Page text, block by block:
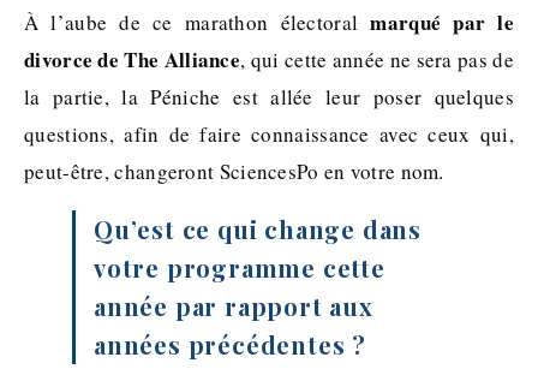
À l’aube de ce marathon électoralmarqué par le
divorce de The Alliance, qui cette année ne sera pas de
la partie, la Péniche est allée leur poser quelques
questions, afin de faire connaissance avec ceux qui,
peut-être, changeront SciencesPo en votre nom.
Qu’est ce qui change dans
votre programme cette
année par rapport aux
années précédentes ?